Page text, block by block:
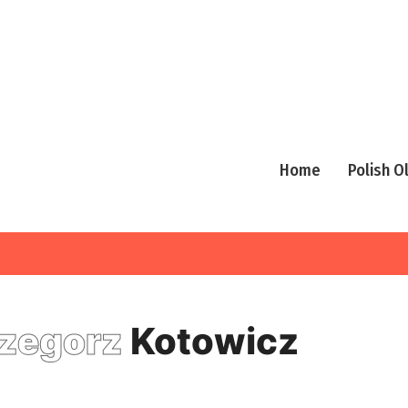
Home Polish
Kotowicz